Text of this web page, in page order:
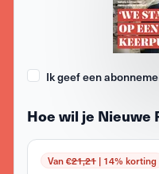
Ik geef een
Hoe wil je Nieuwe
Van €21,21| 14% korting